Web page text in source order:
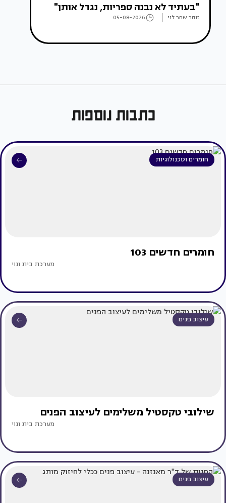
"בעתיד לא נבנה ספריות, נגדל אותן"
זוהר שחר לוי 05-08-2026
כתבות נוספות
חומרים וטכנולוגיות
חומרים חדשים 103
מערכת בית ונוי
עיצוב פנים
שילובי טקסטיל משלימים לעיצוב הפנים
מערכת בית ונוי
עיצוב פנים